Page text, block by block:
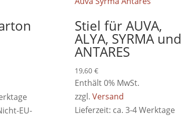
EU-
Stiel für AUVA,
ALYA, SYRMA und
ANTARES
19,60 €
Enthält 0% MwSt.
zzgl. Versand
Lieferzeit: ca. 3-4 Werktage